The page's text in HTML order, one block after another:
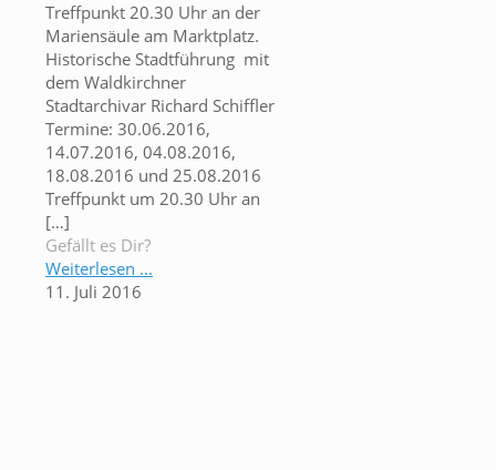
Treffpunkt 20.30 Uhr an der
Mariensäule am Marktplatz.
Historische Stadtführung mit
dem Waldkirchner
Stadtarchivar Richard Schiffler
Termine: 30.06.2016,
14.07.2016, 04.08.2016,
18.08.2016 und 25.08.2016
Treffpunkt um 20.30 Uhr an
[…]
Gefällt es Dir?
Weiterlesen ...
11. Juli 2016